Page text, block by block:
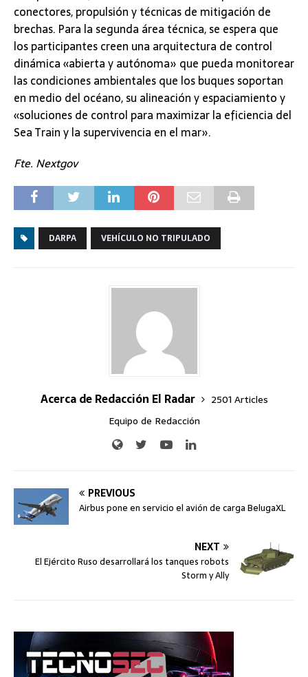
conectores, propulsión y técnicas de mitigación de
brechas. Para la segunda área técnica, se espera que
los participantes creen una arquitectura de control
dinámica «abierta y autónoma» que pueda monitorear
las condiciones ambientales que los buques soportan
en medio del océano, su alineación y espaciamiento y
«soluciones de control para maximizar la eficiencia del
Sea Train y la supervivencia en el mar».
Fte. Nextgov
DARPA VEHÍCULO NO TRIPULADO
Acerca de Redacción El Radar
2501 Articles
Equipo de Redacción
PREVIOUS
Airbus pone en servicio el avión de carga BelugaXL
NEXT
El Ejército Ruso desarrollará los tanques robots
Storm y Ally